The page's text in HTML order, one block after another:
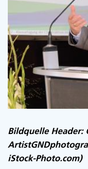
Bildquelle Header:
iStock-Photo.com)